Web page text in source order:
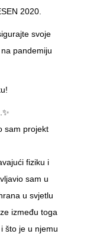
2020.
svoje
pandemiju
sam projekt
fiziku i
sam u
u svjetlu
između toga
što je u njemu